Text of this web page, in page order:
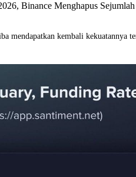
Binance Menghapus
mendapatkan kembali kekuatannya